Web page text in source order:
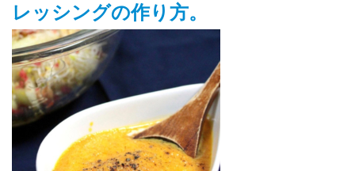
レッシングの作り方。